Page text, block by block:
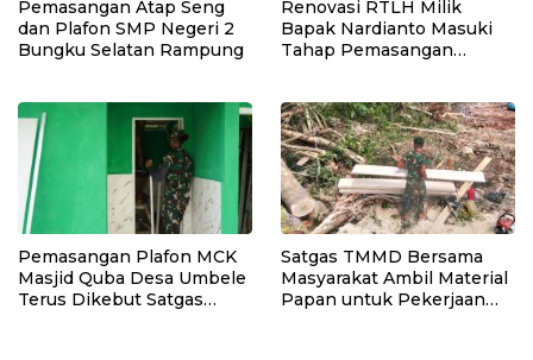
Pemasangan Atap Seng
dan Plafon SMP Negeri 2
Bungku Selatan Rampung
Renovasi RTLH Milik
Bapak Nardianto Masuki
Tahap Pemasangan
Pemasangan Plafon MCK
Masjid Quba Desa Umbele
Terus Dikebut Satgas
Satgas TMMD Bersama
Masyarakat Ambil Material
Papan untuk Pekerjaan